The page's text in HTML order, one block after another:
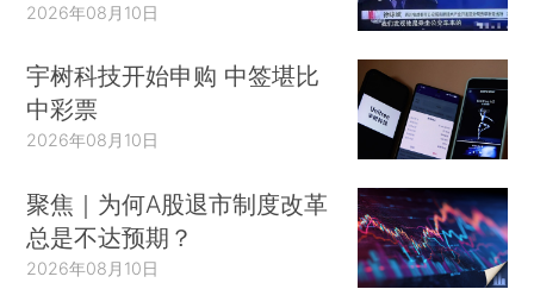
2026年08月10日
宇树科技开始申购 中签堪比
中彩票
2026年08月10日
聚焦｜为何A股退市制度改革
总是不达预期？
2026年08月10日